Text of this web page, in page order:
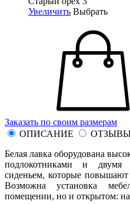
Увеличить Выбрать
Заказать по своим размерам
ОПИСАНИЕ
Белая лавка оборудована
подлокотниками и
сиденьем, которые повышают
Возможна установка
помещении, но и открытом: на